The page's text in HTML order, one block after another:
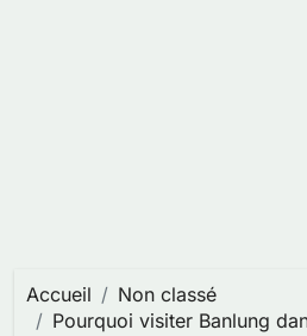
Accueil
Non classé
Pourquoi visiter Banlung